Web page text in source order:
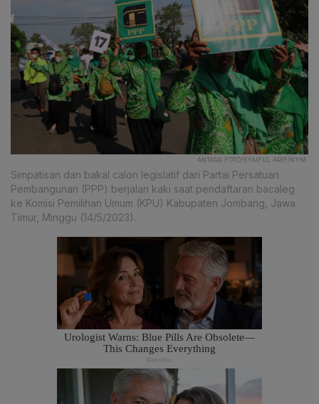
ANTARA FOTO/SYAIFUL ARIF/NYM.
Simpatisan dan bakal calon legislatif dari Partai Persatuan
Pembangunan (PPP) berjalan kaki saat pendaftaran bacaleg
ke Komisi Pemilihan Umum (KPU) Kabupaten Jombang, Jawa
Timur, Minggu (14/5/2023).